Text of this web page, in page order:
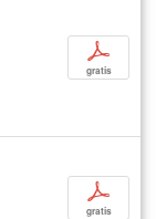
p
gratis
p
gratis